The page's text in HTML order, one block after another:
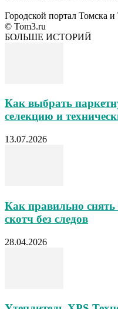
Городской портал Томска и
© Tom3.ru
БОЛЬШЕ ИСТОРИЙ
Как выбрать
селекцию и
13.07.2026
Как правильно
скотч без следов
28.04.2026